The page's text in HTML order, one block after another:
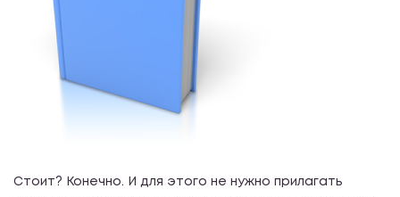
Стоит? Конечно. И для этого не нужно прилагать